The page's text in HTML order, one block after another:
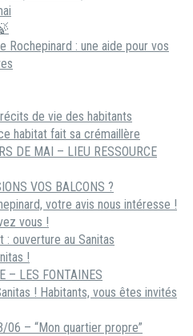
Rochepinard : une aide pour vos
de vie des habitants
habitat fait sa crémaillère
DE MAI – LIEU RESSOURCE
VOS BALCONS ?
votre avis nous intéresse !
vous !
: ouverture au Sanitas
!
– LES FONTAINES
! Habitants, vous êtes invités
06 – “Mon quartier propre”